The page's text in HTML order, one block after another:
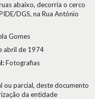
abaixo, decorria o cerco
DGS, na Rua António
Gomes
abril de 1974
Fotografias
ou parcial, deste documento
da entidade